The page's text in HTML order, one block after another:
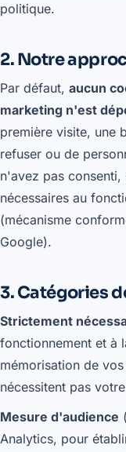
politique.
2. Notre
Par défaut, aucun
marketing n'est
première visite, une
refuser ou de
n'avez pas consenti,
nécessaires au
(mécanisme
Google).
3. Catégories
Strictement
fonctionnement et à
mémorisation de
nécessitent pas
Mesure d'audience
Analytics, pour